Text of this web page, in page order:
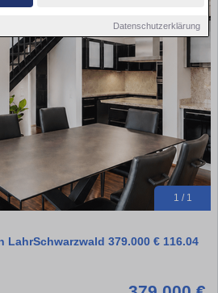
Datenschutzerklärung
1 / 1
379.000 € 116.04